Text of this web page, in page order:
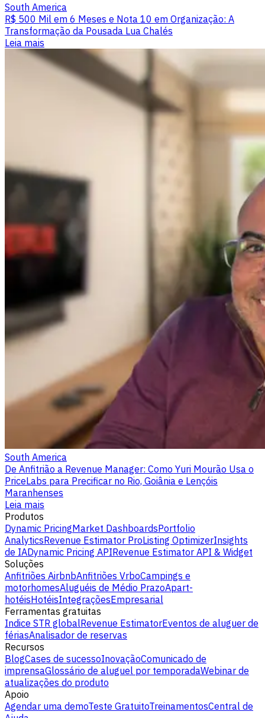
South America
R$ 500 Mil em 6 Meses e Nota 10 em Organização: A
Transformação da Pousada Lua Chalés
Leia mais
South America
De Anfitrião a Revenue Manager: Como Yuri Mourão Usa o
PriceLabs para Precificar no Rio, Goiânia e Lençóis
Maranhenses
Leia mais
Produtos
Dynamic PricingMarket DashboardsPortfolio
AnalyticsRevenue Estimator ProListing OptimizerInsights
de IADynamic Pricing APIRevenue Estimator API & Widget
Soluções
Anfitriões AirbnbAnfitriões VrboCampings e
motorhomesAluguéis de Médio PrazoApart-
hotéisHotéisIntegraçõesEmpresarial
Ferramentas gratuitas
Indice STR globalRevenue EstimatorEventos de aluguer de
fériasAnalisador de reservas
Recursos
BlogCases de sucessoInovaçãoComunicado de
imprensaGlossário de aluguel por temporadaWebinar de
atualizações do produto
Apoio
Agendar uma demoTeste GratuitoTreinamentosCentral de